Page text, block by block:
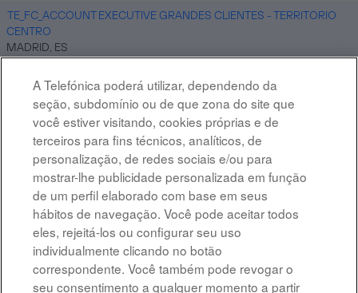
TE_FC_ACCOUNT EXECUTIVE GRANDES CLIENTES - TERRITORIO
CENTRO
MADRID, ES
6 de ago. de 2026
Site Reliability Engineer (SRE) - CDO Area
MADRID, ES
6 de ago. de 2026
Resultados
Advertência legal
A Telefónica poderá utilizar, dependendo da
seção, subdomínio ou de que zona do site que
você estiver visitando, cookies próprias e de
terceiros para fins técnicos, analíticos, de
personalização, de redes sociais e/ou para
mostrar-lhe publicidade personalizada em função
de um perfil elaborado com base em seus
hábitos de navegação. Você pode aceitar todos
eles, rejeitá-los ou configurar seu uso
individualmente clicando no botão
correspondente. Você também pode revogar o
seu consentimento a qualquer momento a partir